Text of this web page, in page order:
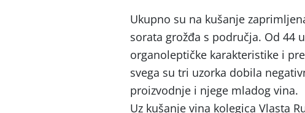
Ukupno su na kušanje
sorata grožđa s područja. Od 44
organoleptičke karakteristike i
svega su tri uzorka dobila
proizvodnje i njege mladog vina.
Uz kušanje vina kolegica Vlasta